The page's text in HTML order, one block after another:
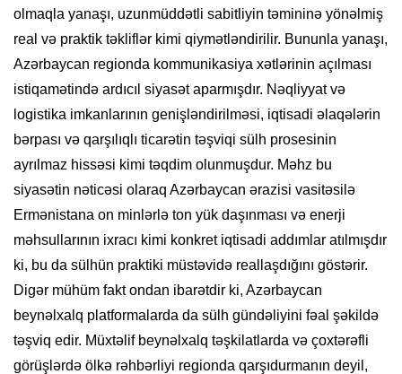
olmaqla yanaşı, uzunmüddətli sabitliyin təmininə yönəlmiş
real və praktik təkliflər kimi qiymətləndirilir. Bununla yanaşı,
Azərbaycan regionda kommunikasiya xətlərinin açılması
istiqamətində ardıcıl siyasət aparmışdır. Nəqliyyat və
logistika imkanlarının genişləndirilməsi, iqtisadi əlaqələrin
bərpası və qarşılıqlı ticarətin təşviqi sülh prosesinin
ayrılmaz hissəsi kimi təqdim olunmuşdur. Məhz bu
siyasətin nəticəsi olaraq Azərbaycan ərazisi vasitəsilə
Ermənistana on minlərlə ton yük daşınması və enerji
məhsullarının ixracı kimi konkret iqtisadi addımlar atılmışdır
ki, bu da sülhün praktiki müstəvidə reallaşdığını göstərir.
Digər mühüm fakt ondan ibarətdir ki, Azərbaycan
beynəlxalq platformalarda da sülh gündəliyini fəal şəkildə
təşviq edir. Müxtəlif beynəlxalq təşkilatlarda və çoxtərəfli
görüşlərdə ölkə rəhbərliyi regionda qarşıdurmanın deyil,